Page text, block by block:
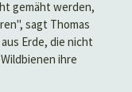
gemäht werden,
sagt Thomas
Erde, die nicht
ihre